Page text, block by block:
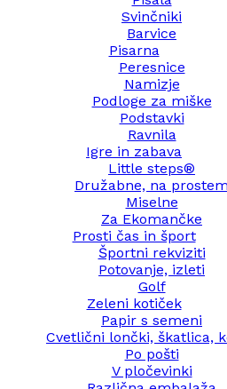
Svinčniki
Barvice
Pisarna
Peresnice
Namizje
Podloge za miške
Podstavki
Ravnila
Igre in zabava
Little steps®
Družabne, na prostem
Miselne
Za Ekomančke
Prosti čas in šport
Športni rekviziti
Potovanje, izleti
Golf
Zeleni kotiček
Papir s semeni
Cvetlični lončki, škatlica,
Po pošti
V pločevinki